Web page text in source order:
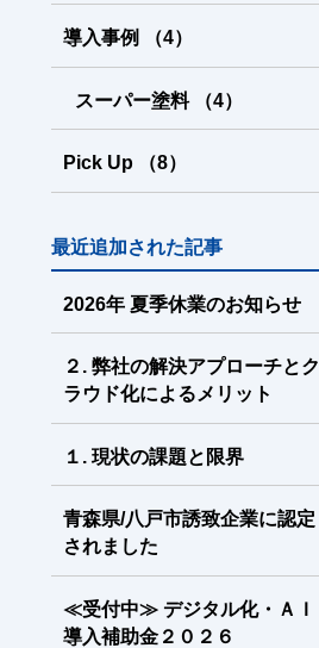
導入事例 （4）
スーパー塗料 （4）
Pick Up （8）
最近追加された記事
2026年 夏季休業のお知らせ
２. 弊社の解決アプローチとク
ラウド化によるメリット
１. 現状の課題と限界
青森県/八戸市誘致企業に認定
されました
≪受付中≫ デジタル化・ＡＩ
導入補助金２０２６